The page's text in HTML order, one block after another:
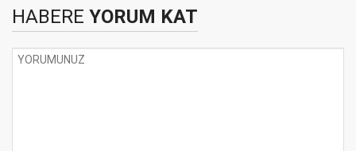
HABERE YORUM KAT